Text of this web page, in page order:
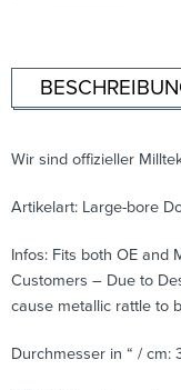
Wir sind offizieller
Artikelart: Large-bore
Infos: Fits both OE and
Customers – Due to
cause metallic rattle to
Durchmesser in “ / cm: